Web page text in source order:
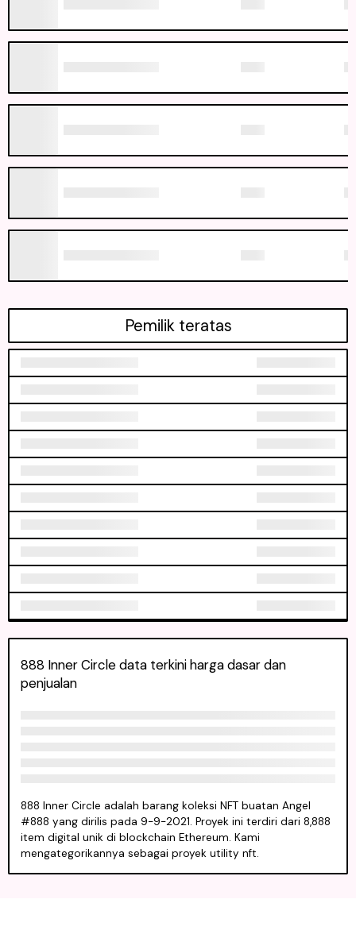
888 Inner Circle data terkini harga dasar dan
penjualan
888 Inner Circle adalah barang koleksi NFT buatan Angel
#888 yang dirilis pada 9-9-2021. Proyek ini terdiri dari 8,888
item digital unik di blockchain Ethereum. Kami
mengategorikannya sebagai proyek utility nft.
Pemilik teratas